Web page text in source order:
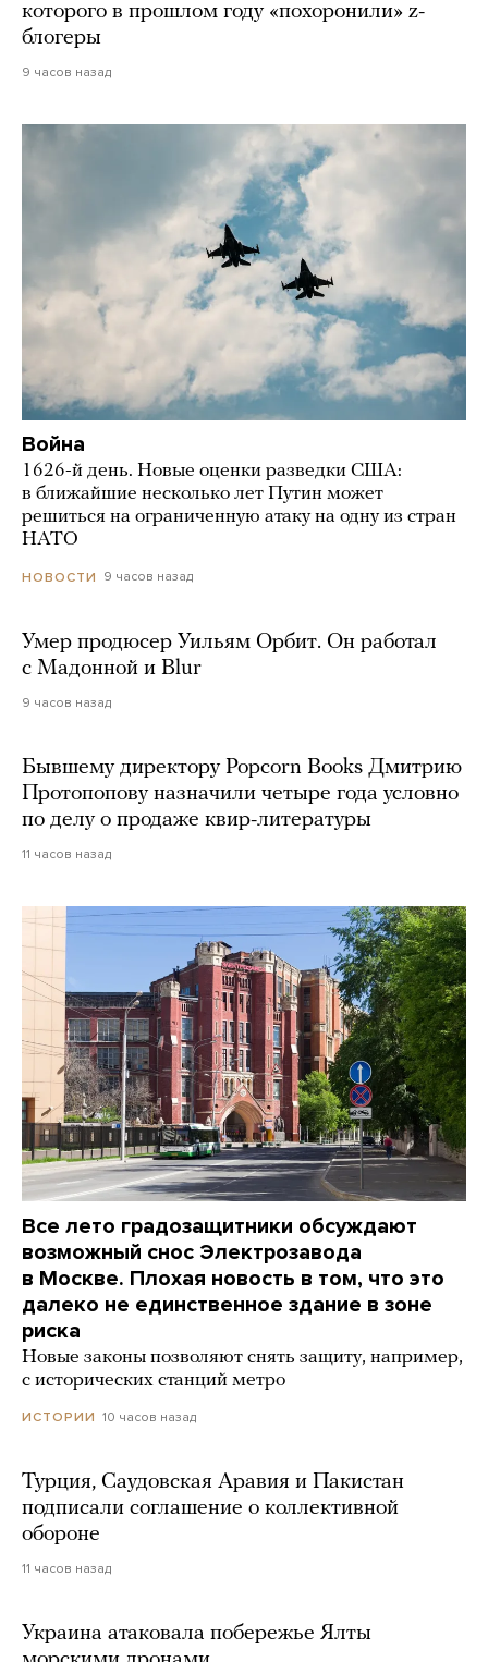
которого в прошлом году «похоронили» z-
блогеры
9 часов назад
Война
1626-й день. Новые оценки разведки США:
в ближайшие несколько лет Путин может
решиться на ограниченную атаку на одну из стран
НАТО
НОВОСТИ 9 часов назад
Умер продюсер Уильям Орбит. Он работал
с Мадонной и Blur
9 часов назад
Бывшему директору Popcorn Books Дмитрию
Протопопову назначили четыре года условно
по делу о продаже квир-литературы
11 часов назад
Все лето градозащитники обсуждают
возможный снос Электрозавода
в Москве. Плохая новость в том, что это
далеко не единственное здание в зоне
риска
Новые законы позволяют снять защиту, например,
с исторических станций метро
ИСТОРИИ 10 часов назад
Турция, Саудовская Аравия и Пакистан
подписали соглашение о коллективной
обороне
11 часов назад
Украина атаковала побережье Ялты